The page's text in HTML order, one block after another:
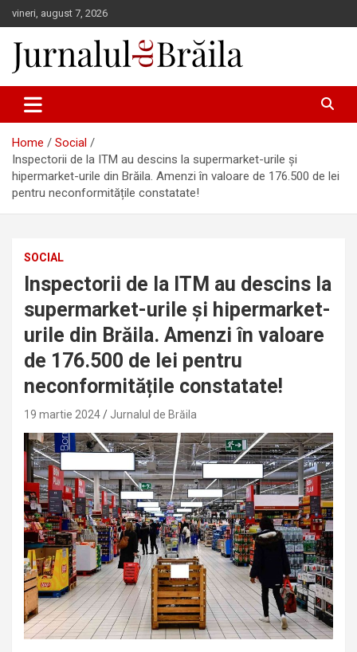
Skip
to
content
vineri, august 7, 2026
Jurnalul de Brăila
Home
Social
Inspectorii de la ITM au descins la supermarket-urile și
hipermarket-urile din Brăila. Amenzi în valoare de 176.500 de lei
pentru neconformitățile constatate!
SOCIAL
Inspectorii de la ITM au descins la
supermarket-urile și hipermarket-
urile din Brăila. Amenzi în valoare
de 176.500 de lei pentru
neconformitățile constatate!
19 martie 2024 Jurnalul de Brăila